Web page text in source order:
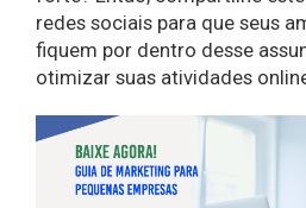
redes sociais para que seus
fiquem por dentro desse
otimizar suas atividades